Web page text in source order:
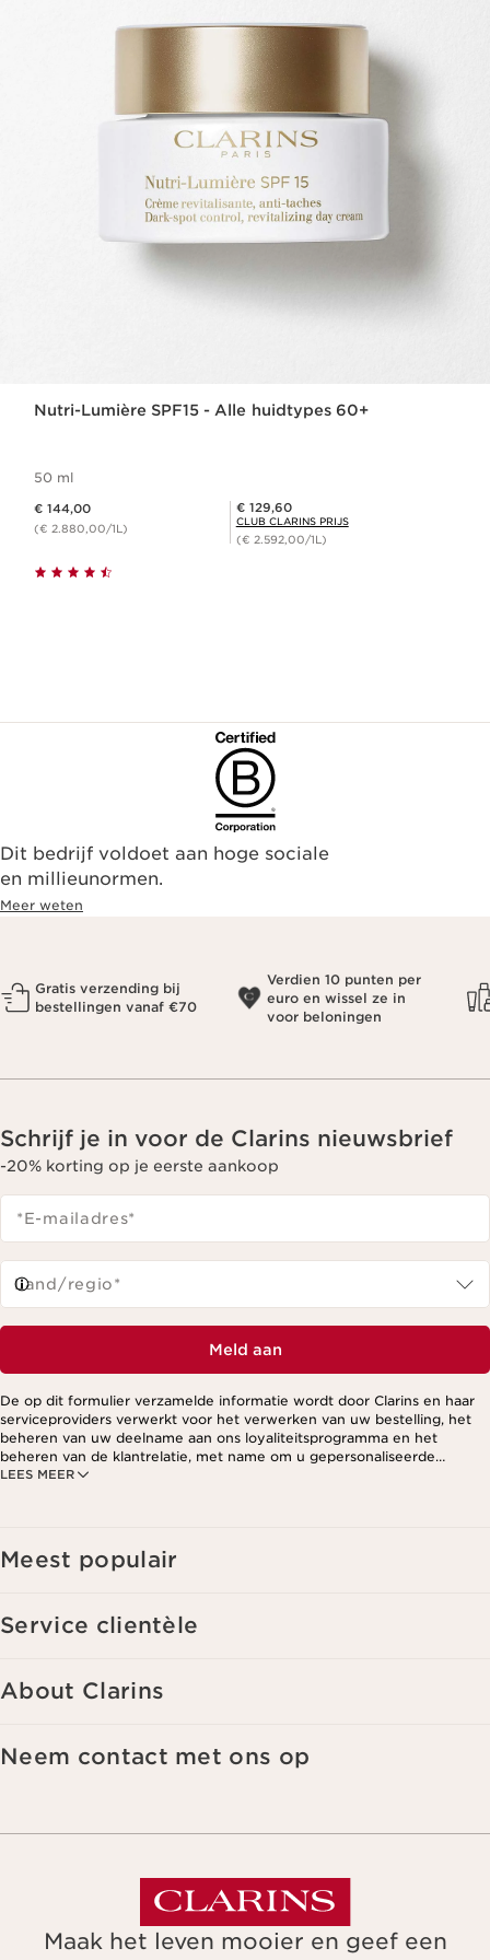
Nutri-Lumière SPF15 - Alle huidtypes 60+
50 ml
€ 144,00
(€ 2.880,00/1L)
Club Clarins Prijs € 129,60
€ 129,60
CLUB CLARINS PRIJS
(€ 2.592,00/1L)
Dit bedrijf voldoet aan hoge sociale
en millieunormen.
Meer weten
Gratis verzending bij
bestellingen vanaf €70
Verdien 10 punten per
euro en wissel ze in
voor beloningen
Schrijf je in voor de Clarins nieuwsbrief
-20% korting op je eerste aankoop
*E-mailadres*
Land/regio*
Meld aan
LEES MEER
De op dit formulier verzamelde informatie wordt door Clarins en haar
serviceproviders verwerkt voor het verwerken van uw bestelling, het
beheren van uw deelname aan ons loyaliteitsprogramma en het
beheren van de klantrelatie, met name om u gepersonaliseerde
aanbiedingen te kunnen sturen op basis van uw eerdere aankopen en
Meest populair
Service clientèle
About Clarins
Neem contact met ons op
Maak het leven mooier en geef een